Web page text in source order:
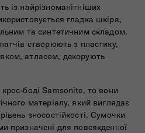
із найрізноманітніших
гладка шкіра,
та синтетичним складом.
створюють з пластику,
атласом, декорують
боді Samsonite, то вони
матеріалу, який виглядає
зносостійкості. Сумочки
призначені для повсякденної